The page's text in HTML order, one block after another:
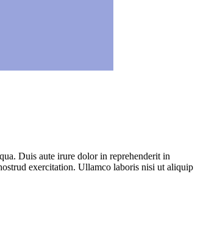
Duis aute irure dolor in reprehenderit in
exercitation. Ullamco laboris nisi ut aliquip